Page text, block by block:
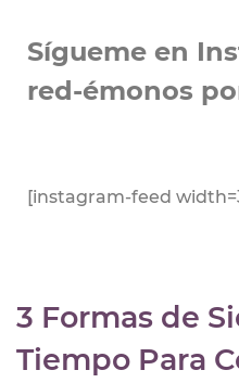
Sígueme en
red-émonos
[instagram-feed
3 Formas de
Tiempo Para